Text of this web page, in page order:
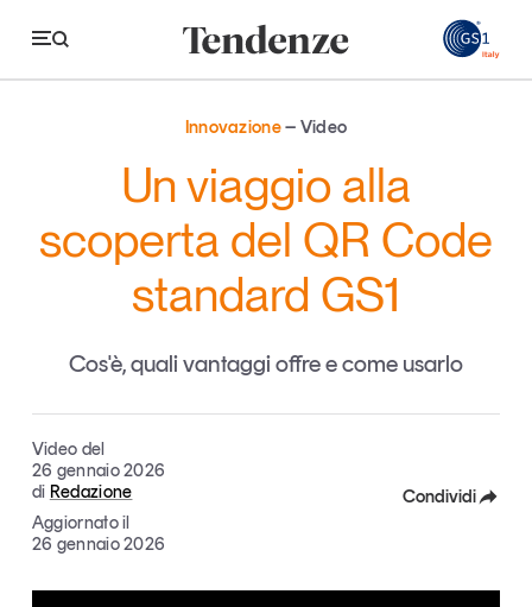
Tendenze
Economia e consumi
Innovazione
Logistica
Retail e brand
Grandi temi
Magazine
Articoli
Opinioni
Innovazione Video
Un viaggio alla
scoperta del QR Code
standard GS1
Cos'è, quali vantaggi offre e come usarlo
Video del
26 gennaio 2026
di Redazione
Aggiornato il
26 gennaio 2026
Condividi
X